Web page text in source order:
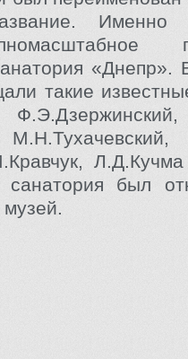
«Днепр».
такие
был
музей.